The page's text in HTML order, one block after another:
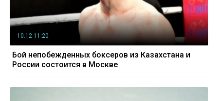
10.12 11:20
Бой непобежденных боксеров из Казахстана и
России состоится в Москве